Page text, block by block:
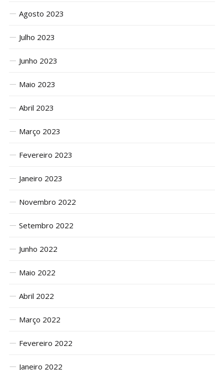
Agosto 2023
Julho 2023
Junho 2023
Maio 2023
Abril 2023
Março 2023
Fevereiro 2023
Janeiro 2023
Novembro 2022
Setembro 2022
Junho 2022
Maio 2022
Abril 2022
Março 2022
Fevereiro 2022
Janeiro 2022